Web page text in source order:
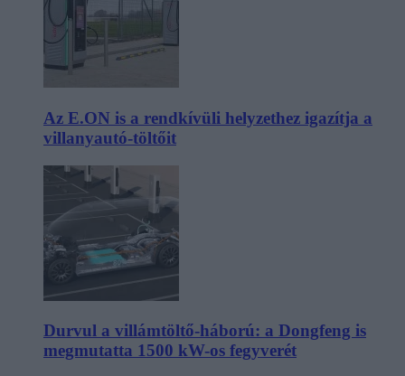
Az E.ON is a rendkívüli helyzethez igazítja a
villanyautó-töltőit
Durvul a villámtöltő-háború: a Dongfeng is
megmutatta 1500 kW-os fegyverét